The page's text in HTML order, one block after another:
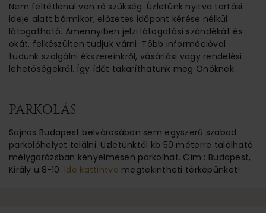
Nem feltétlenül van rá szükség. Üzletünk nyitva tartási
ideje alatt bármikor, előzetes időpont kérése nélkül
látogatható. Amennyiben jelzi látogatási szándékát és
okát, felkészülten tudjuk várni. Több információval
tudunk szolgálni ékszereinkről, vásárlási vagy rendelési
lehetőségekről. Így ídőt takaríthatunk meg Önöknek.
PARKOLÁS
Sajnos Budapest belvárosában sem egyszerű szabad
parkolóhelyet találni. Üzletünktől kb 50 méterre található
mélygarázsban kényelmesen parkolhat. Cím : Budapest,
Király u.8-10. Ide kattintva megtekintheti térképünket!